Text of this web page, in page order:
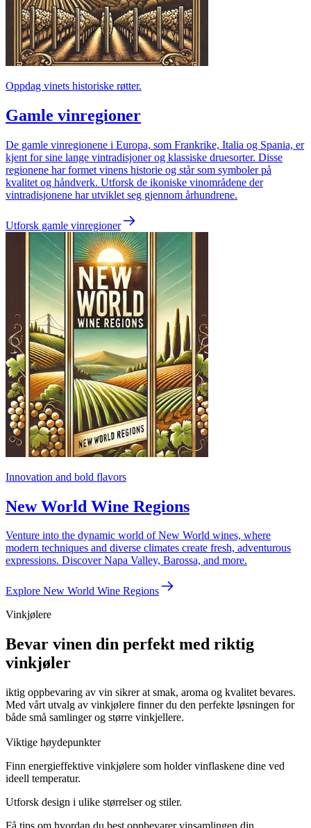
Oppdag vinets historiske røtter.
Gamle vinregioner
De gamle vinregionene i Europa, som Frankrike, Italia og Spania, er
kjent for sine lange vintradisjoner og klassiske druesorter. Disse
regionene har formet vinens historie og står som symboler på
kvalitet og håndverk. Utforsk de ikoniske vinområdene der
vintradisjonene har utviklet seg gjennom århundrene.
Utforsk gamle vinregioner
Innovation and bold flavors
New World Wine Regions
Venture into the dynamic world of New World wines, where
modern techniques and diverse climates create fresh, adventurous
expressions. Discover Napa Valley, Barossa, and more.
Explore New World Wine Regions
Vinkjølere
Bevar vinen din perfekt med riktig
vinkjøler
iktig oppbevaring av vin sikrer at smak, aroma og kvalitet bevares.
Med vårt utvalg av vinkjølere finner du den perfekte løsningen for
både små samlinger og større vinkjellere.
Viktige høydepunkter
Finn energieffektive vinkjølere som holder vinflaskene dine ved
ideell temperatur.
Utforsk design i ulike størrelser og stiler.